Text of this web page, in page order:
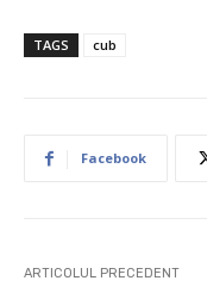
TAGS cub
Facebook
ARTICOLUL PRECEDENT